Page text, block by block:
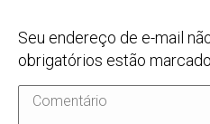
Seu endereço de e-mail
obrigatórios estão
Comentário